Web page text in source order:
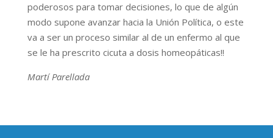
poderosos para tomar decisiones, lo que de algún
modo supone avanzar hacia la Unión Política, o este
va a ser un proceso similar al de un enfermo al que
se le ha prescrito cicuta a dosis homeopáticas!!
Martí Parellada